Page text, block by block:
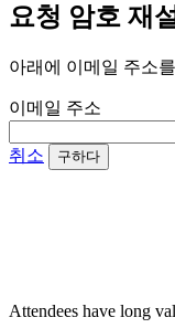
요청 암호 재
아래에 이메일 주소
이메일 주소
취소 구하다
Attendees have long